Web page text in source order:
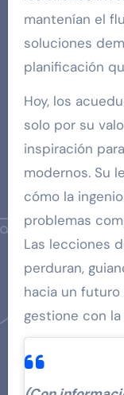
mantenían el
soluciones
planificación
Hoy, los
solo por su
inspiración
modernos. Su
cómo la
problemas
Las lecciones
perduran,
hacia un futuro
gestione con